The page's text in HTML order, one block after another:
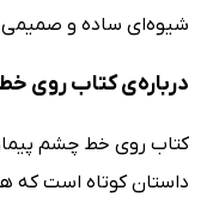
شیوه‌ای ساده و صمیمی
درباره‌ی کتاب روی
کتاب روی خط چشم
داستان کوتاه است که